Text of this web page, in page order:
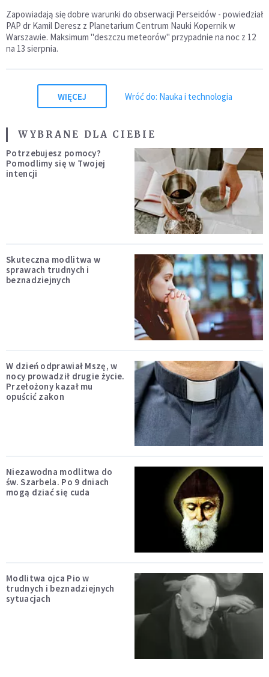
Zapowiadają się dobre warunki do obserwacji Perseidów - powiedział
PAP dr Kamil Deresz z Planetarium Centrum Nauki Kopernik w
Warszawie. Maksimum "deszczu meteorów" przypadnie na noc z 12
na 13 sierpnia.
WIĘCEJ Wróć do: Nauka i technologia
WYBRANE DLA CIEBIE
Potrzebujesz pomocy?
Pomodlimy się w Twojej
intencji
Skuteczna modlitwa w
sprawach trudnych i
beznadziejnych
W dzień odprawiał Mszę, w
nocy prowadził drugie życie.
Przełożony kazał mu
opuścić zakon
Niezawodna modlitwa do
św. Szarbela. Po 9 dniach
mogą dziać się cuda
Modlitwa ojca Pio w
trudnych i beznadziejnych
sytuacjach